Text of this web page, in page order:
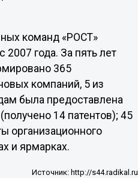
команд «РОСТ»
года. За пять лет
365
компаний, 5 из
была предоставлена
14 патентов); 45
организационного
и ярмарках.
Источник: http://s44.radikal.ru